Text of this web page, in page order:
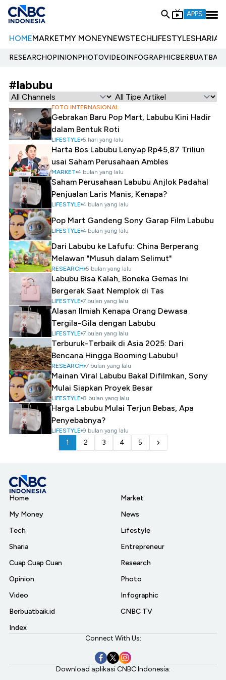
APPS
HOMEMARKETMY MONEYNEWSTECHLIFESTYLESHARIA
RESEARCHOPINIONPHOTOVIDEOINFOGRAPHIC
#labubu
FOTO INTERNASIONAL
Gebrakan Baru Pop Mart, Labubu Kini Hadir
dalam Bentuk Roti
LIFESTYLE 5 hari yang lalu
Harta Bos Labubu Lenyap Rp45,87 Triliun
usai Saham Perusahaan Ambles
MARKET 4 bulan yang lalu
Saham Perusahaan Labubu Anjlok Padahal
Penjualan Laris Manis, Kenapa?
LIFESTYLE 4 bulan yang lalu
Pop Mart Gandeng Sony Garap Film Labubu
LIFESTYLE 4 bulan yang lalu
Dari Labubu ke Lafufu: China Berperang
Melawan "Musuh dalam Selimut"
RESEARCH 5 bulan yang lalu
Labubu Bisa Kalah, Boneka Gemas Ini
Bergerak Saat Nemplok di Tas
LIFESTYLE 7 bulan yang lalu
Alasan Ilmiah Kenapa Orang Dewasa
Tergila-Gila dengan Labubu
LIFESTYLE 7 bulan yang lalu
Terburuk-Terbaik di Asia 2025: Dari
Bencana Hingga Booming Labubu!
RESEARCH 7 bulan yang lalu
Mainan Viral Labubu Bakal Difilmkan, Sony
Mulai Siapkan Proyek Besar
LIFESTYLE 8 bulan yang lalu
Harga Labubu Mulai Terjun Bebas, Apa
Penyebabnya?
LIFESTYLE 9 bulan yang lalu
1 2 3 4 5
Home
My Money
Tech
Sharia
Cuap Cuap Cuan
Opinion
Video
Berbuatbaik.id
Index
Market
News
Lifestyle
Entrepreneur
Research
Photo
Infographic
CNBC TV
Connect With Us:
Download aplikasi CNBC Indonesia: